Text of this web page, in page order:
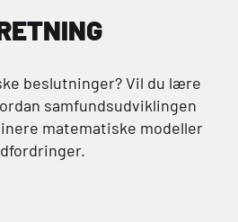
beslutninger? Vil du lære
samfundsudviklingen
matematiske modeller